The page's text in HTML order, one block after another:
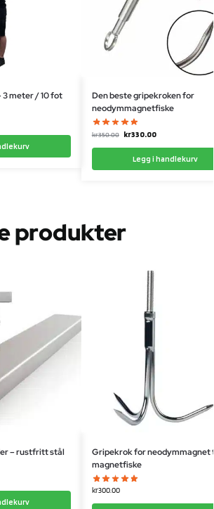
meter / 10 fot
Den beste gripekroken for
neodymmagnetfiske
kr350.00 kr330.00
Legg i handlekurv
produkter
– rustfritt stål
Gripekrok for neodymmagnet
magnetfiske
kr300.00